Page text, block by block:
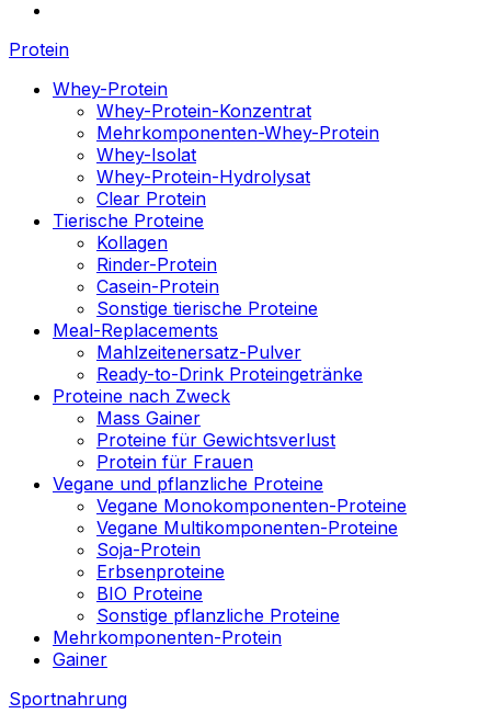
Protein
Whey-Protein
Whey-Protein-Konzentrat
Mehrkomponenten-Whey-Protein
Whey-Isolat
Whey-Protein-Hydrolysat
Clear Protein
Tierische Proteine
Kollagen
Rinder-Protein
Casein-Protein
Sonstige tierische Proteine
Meal-Replacements
Mahlzeitenersatz-Pulver
Ready-to-Drink Proteingetränke
Proteine nach Zweck
Mass Gainer
Proteine für Gewichtsverlust
Protein für Frauen
Vegane und pflanzliche Proteine
Vegane Monokomponenten-Proteine
Vegane Multikomponenten-Proteine
Soja-Protein
Erbsenproteine
BIO Proteine
Sonstige pflanzliche Proteine
Mehrkomponenten-Protein
Gainer
Sportnahrung